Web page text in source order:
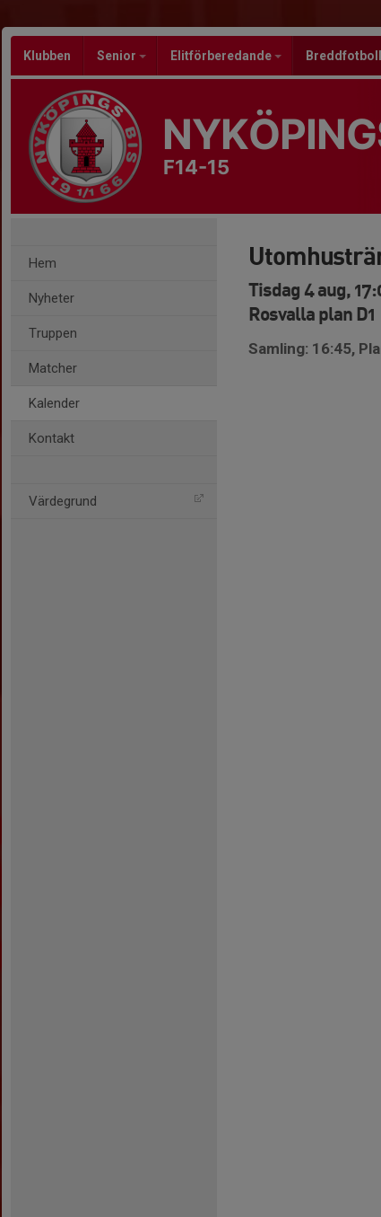
Klubben Senior Elitförberedande Breddfotboll
F14-15
Hem
Nyheter
Truppen
Matcher
Kalender
Kontakt
Värdegrund
Tisdag 4 aug,
Rosvalla plan D1
Samling: 16:45,